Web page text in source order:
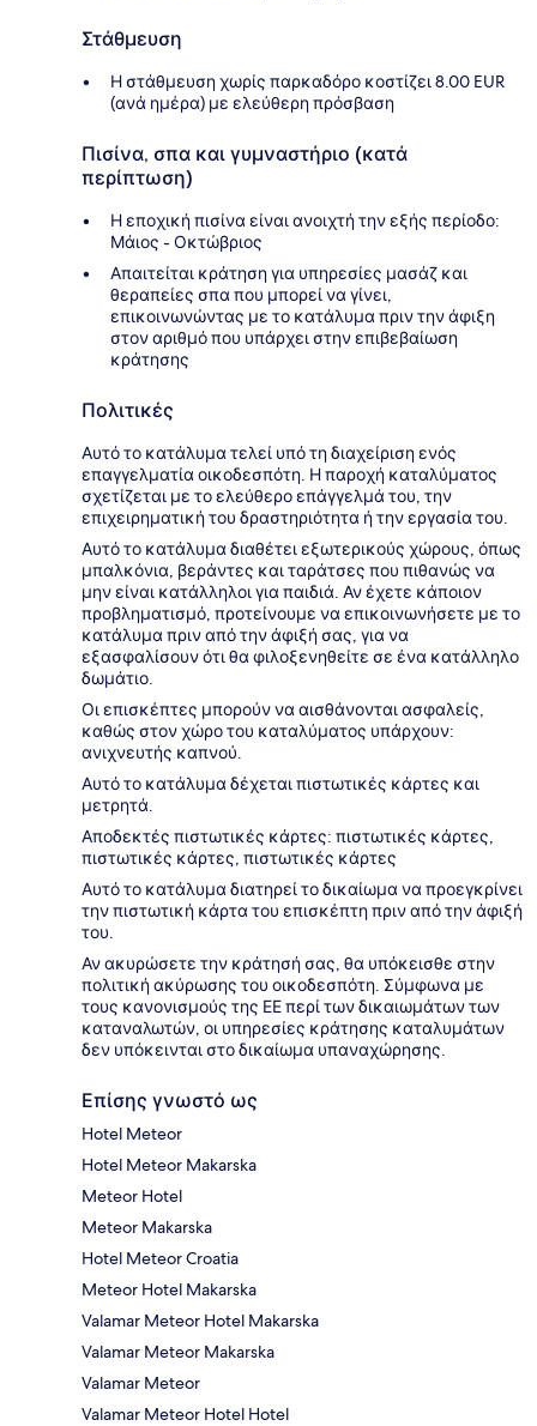
Στάθμευση
Η στάθμευση χωρίς παρκαδόρο κοστίζει 8.00 EUR
(ανά ημέρα) με ελεύθερη πρόσβαση
Πισίνα, σπα και γυμναστήριο (κατά
περίπτωση)
Η εποχική πισίνα είναι ανοιχτή την εξής περίοδο:
Μάιος - Οκτώβριος
Απαιτείται κράτηση για υπηρεσίες μασάζ και
θεραπείες σπα που μπορεί να γίνει,
επικοινωνώντας με το κατάλυμα πριν την άφιξη
στον αριθμό που υπάρχει στην επιβεβαίωση
κράτησης
Πολιτικές
Αυτό το κατάλυμα τελεί υπό τη διαχείριση ενός
επαγγελματία οικοδεσπότη. Η παροχή καταλύματος
σχετίζεται με το ελεύθερο επάγγελμά του, την
επιχειρηματική του δραστηριότητα ή την εργασία του.
Αυτό το κατάλυμα διαθέτει εξωτερικούς χώρους, όπως
μπαλκόνια, βεράντες και ταράτσες που πιθανώς να
μην είναι κατάλληλοι για παιδιά. Αν έχετε κάποιον
προβληματισμό, προτείνουμε να επικοινωνήσετε με το
κατάλυμα πριν από την άφιξή σας, για να
εξασφαλίσουν ότι θα φιλοξενηθείτε σε ένα κατάλληλο
δωμάτιο.
Οι επισκέπτες μπορούν να αισθάνονται ασφαλείς,
καθώς στον χώρο του καταλύματος υπάρχουν:
ανιχνευτής καπνού.
Αυτό το κατάλυμα δέχεται πιστωτικές κάρτες και
μετρητά.
Αποδεκτές πιστωτικές κάρτες: πιστωτικές κάρτες,
πιστωτικές κάρτες, πιστωτικές κάρτες
Αυτό το κατάλυμα διατηρεί το δικαίωμα να προεγκρίνει
την πιστωτική κάρτα του επισκέπτη πριν από την άφιξή
του.
Αν ακυρώσετε την κράτησή σας, θα υπόκεισθε στην
πολιτική ακύρωσης του οικοδεσπότη. Σύμφωνα με
τους κανονισμούς της ΕΕ περί των δικαιωμάτων των
καταναλωτών, οι υπηρεσίες κράτησης καταλυμάτων
δεν υπόκεινται στο δικαίωμα υπαναχώρησης.
Επίσης γνωστό ως
Hotel Meteor
Hotel Meteor Makarska
Meteor Hotel
Meteor Makarska
Hotel Meteor Croatia
Meteor Hotel Makarska
Valamar Meteor Hotel Makarska
Valamar Meteor Makarska
Valamar Meteor
Valamar Meteor Hotel Hotel